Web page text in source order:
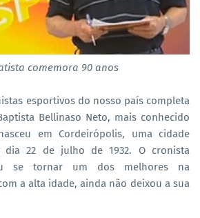
comemora 90 anos
esportivos do nosso país completa
Bellinaso Neto, mais conhecido
em Cordeirópolis, uma cidade
dia 22 de julho de 1932. O cronista
se tornar um dos melhores na
a alta idade, ainda não deixou a sua